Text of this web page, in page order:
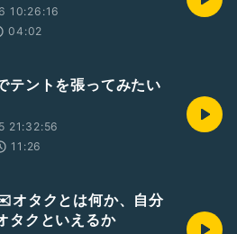
10:26:16
04:02
テントを張ってみたい
21:32:56
11:26
オタクとは何か、自分
タクといえるか